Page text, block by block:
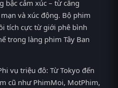
bậc cảm xúc – từ căng
và xúc động. Bộ phim
tích cực từ giới phê bình
trong làng phim Tây Ban
vụ triệu đô: Từ Tokyo đến
cũ như PhimMoi, MotPhim,